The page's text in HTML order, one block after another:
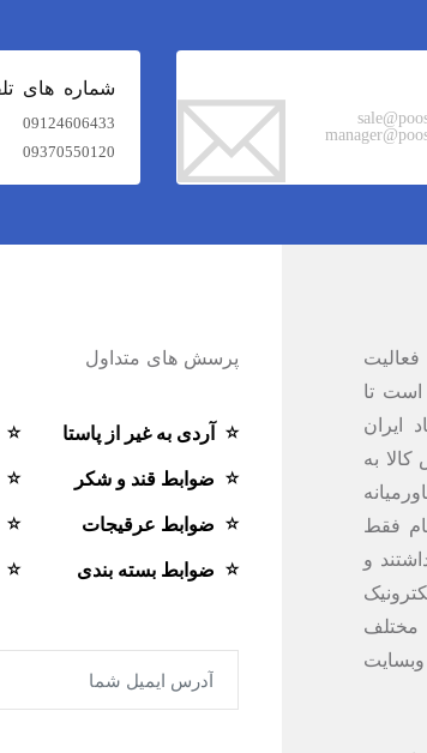
شماره های
09124606433
09370550120
تا
ایران
به
از سال 1387 در خاورمیانه
فقط
و
مختلف
پرسش های متداول
آردی به غیر از پاستا
ضوابط قند و شکر
ضوابط عرقیجات
ضوابط بسته بندی